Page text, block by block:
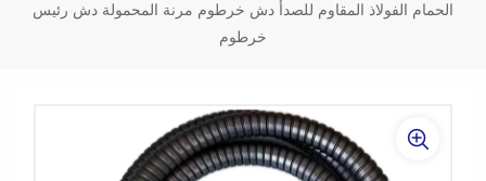
الحمام الفولاذ المقاوم للصدأ دش خرطوم مرنة المحمولة دش رئيس
خرطوم